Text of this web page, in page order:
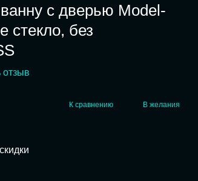
с дверью Model-
стекло, без
отзыв
К сравнению В желания